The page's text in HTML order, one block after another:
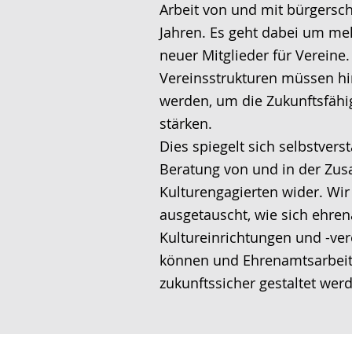
Arbeit von und mit
Jahren. Es geht dabei um
neuer Mitglieder für
Vereinsstrukturen müssen
werden, um die
stärken.
Dies spiegelt sich
Beratung von und in der
Kulturengagierten wider.
ausgetauscht, wie sich
Kultureinrichtungen und -
können und
zukunftssicher gestaltet
e
n
S
p
r
a
c
h
e
w
e
c
h
e
A
u
d
i
o
-
U
n
t
e
r
s
t
t
n
D
e
u
t
s
c
h
e
r
G
e
b
r